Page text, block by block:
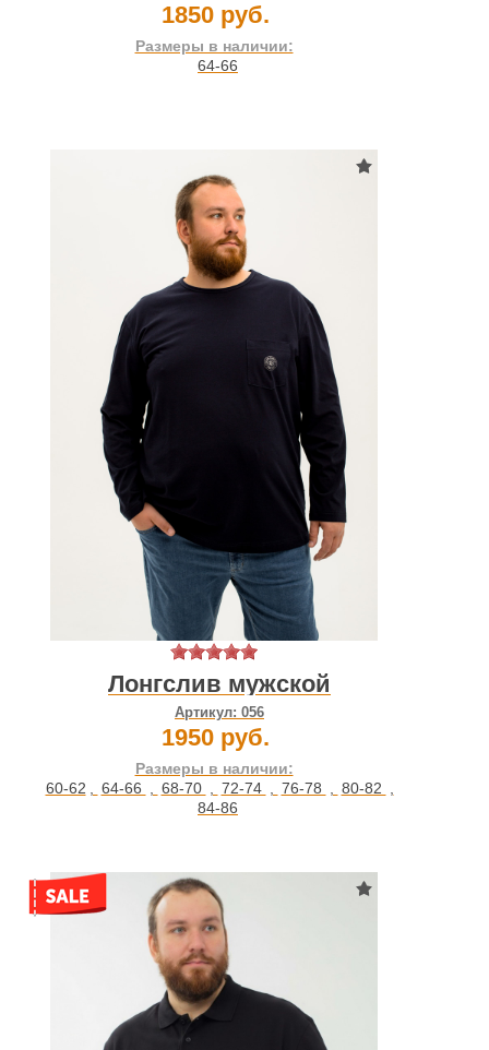
1850 руб.
Размеры в наличии:
64-66
Лонгслив мужской
Артикул: 056
1950 руб.
Размеры в наличии:
60-62
64-66 68-70 72-74 76-78 80-82
84-86